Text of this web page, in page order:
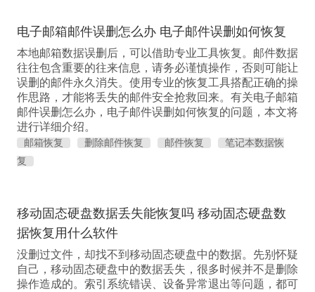
电子邮箱邮件误删怎么办 电子邮件误删如何恢复
本地邮箱数据误删后，可以借助专业工具恢复。邮件数据
往往包含重要的往来信息，请务必谨慎操作，否则可能让
误删的邮件永久消失。使用专业的恢复工具搭配正确的操
作思路，才能将丢失的邮件安全抢救回来。有关电子邮箱
邮件误删怎么办，电子邮件误删如何恢复的问题，本文将
进行详细介绍。
邮箱恢复 删除邮件恢复 邮件恢复
笔记本数据恢
复
移动固态硬盘数据丢失能恢复吗 移动固态硬盘数
据恢复用什么软件
没删过文件，却找不到移动固态硬盘中的数据。先别怀疑
自己，移动固态硬盘中的数据丢失，很多时候并不是删除
操作造成的。索引系统错误、设备异常退出等问题，都可